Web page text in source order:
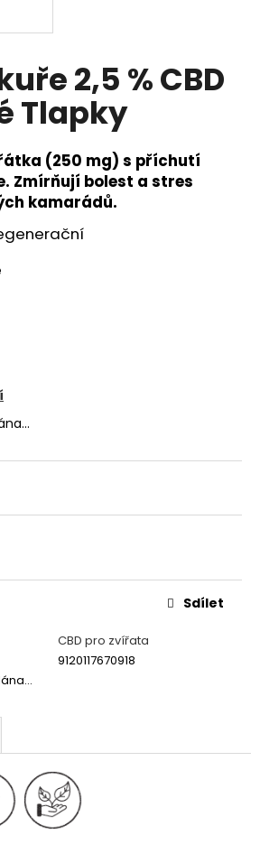
2,5 % CBD
Tlapky
(250 mg) s příchutí
Zmírňují bolest a stres
kamarádů.
CBD pro zvířata
9120117670918
Sdílet
HLEDAT